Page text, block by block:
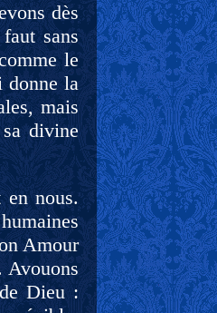
dès
sans
le
donne la
mais
divine
nous.
Amour
Avouons
Dieu :